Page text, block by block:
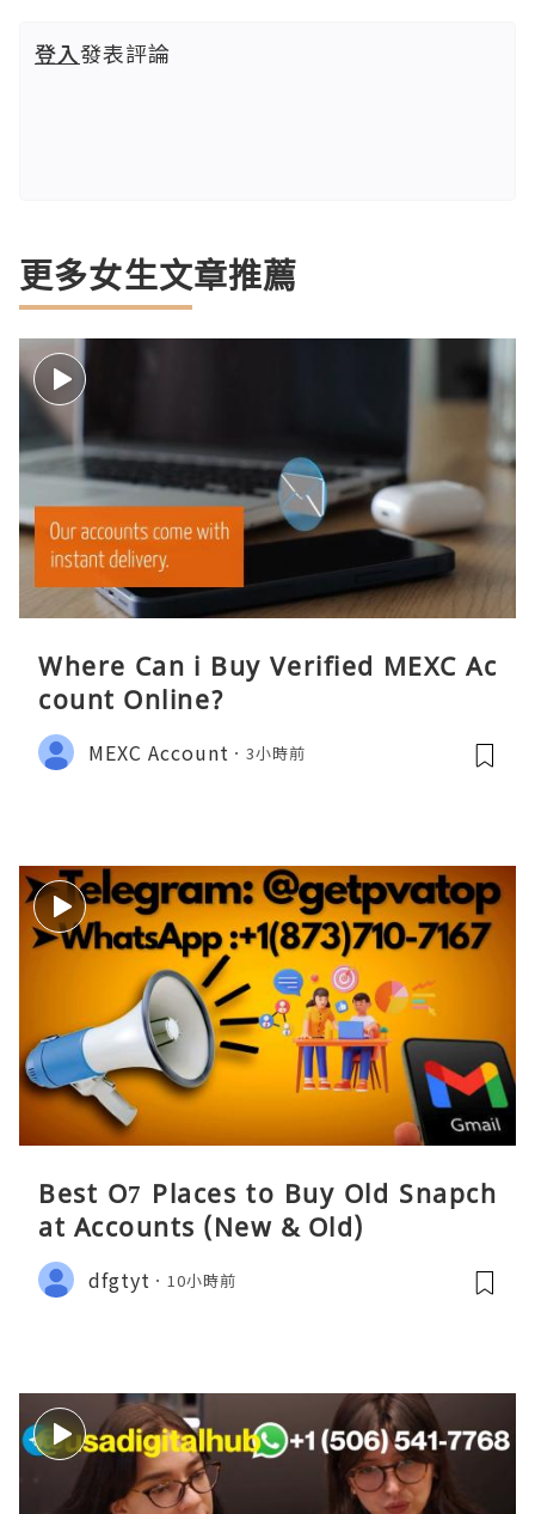
登入發表評論
更多女生文章推薦
Where Can i Buy Verified MEXC Ac
count Online?
MEXC Account 3小時前
Best O7 Places to Buy Old Snapch
at Accounts (New & Old)
dfgtyt 10小時前